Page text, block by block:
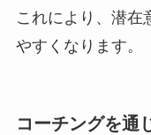
これにより、潜在
やすくなります。
コーチングを通